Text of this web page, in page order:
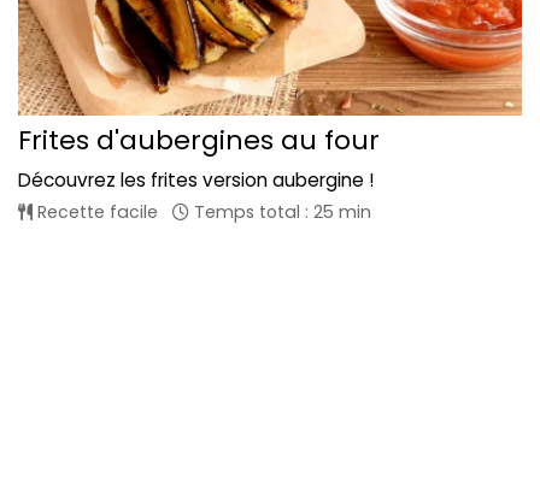
Frites d'aubergines au four
Découvrez les frites version aubergine !
Recette facile Temps total : 25 min